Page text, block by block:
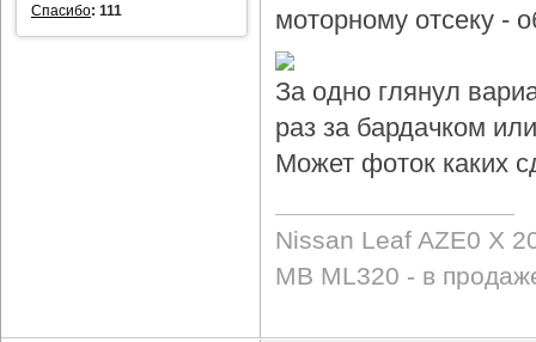
Спасибо: 111
моторному отсеку -
За одно глянул
раз за бардачком
Может фоток каких
Nissan Leaf AZE0 X
MB ML320 - в